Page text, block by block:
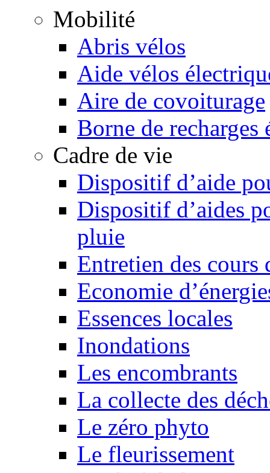
Mobilité
Abris vélos
Aide vélos
Aire de covoiturage
Borne de recharges
Cadre de vie
Dispositif d’aide
Dispositif d’aides
pluie
Entretien des cours
Economie
Essences locales
Inondations
Les encombrants
La collecte des
Le zéro phyto
Le fleurissement